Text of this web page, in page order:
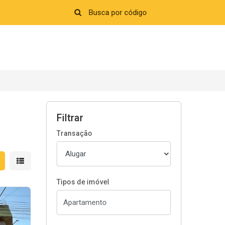
resultados em grade
Mostrar resultados em lista
Filtrar
Transação
Tipos de imóvel